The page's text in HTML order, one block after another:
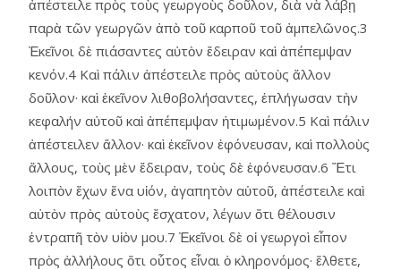
ἀπέστειλε πρὸς τοὺς γεωργοὺς δοῦλον, διὰ νὰ λάβῃ
παρὰ τῶν γεωργῶν ἀπὸ τοῦ καρποῦ τοῦ ἀμπελῶνος.3
Ἐκεῖνοι δὲ πιάσαντες αὐτὸν ἔδειραν καὶ ἀπέπεμψαν
κενόν.4 Καὶ πάλιν ἀπέστειλε πρὸς αὐτοὺς ἄλλον
δοῦλον· καὶ ἐκεῖνον λιθοβολήσαντες, ἐπλήγωσαν τὴν
κεφαλήν αὐτοῦ καὶ ἀπέπεμψαν ἠτιμωμένον.5 Καὶ πάλιν
ἀπέστειλεν ἄλλον· καὶ ἐκεῖνον ἐφόνευσαν, καὶ πολλοὺς
ἄλλους, τοὺς μὲν ἔδειραν, τοὺς δὲ ἐφόνευσαν.6 Ἔτι
λοιπὸν ἔχων ἕνα υἱόν, ἀγαπητὸν αὑτοῦ, ἀπέστειλε καὶ
αὐτὸν πρὸς αὐτοὺς ἔσχατον, λέγων ὅτι θέλουσιν
ἐντραπῆ τὸν υἱὸν μου.7 Ἐκεῖνοι δὲ οἱ γεωργοὶ εἶπον
πρὸς ἀλλήλους ὅτι οὗτος εἶναι ὁ κληρονόμος· ἔλθετε,